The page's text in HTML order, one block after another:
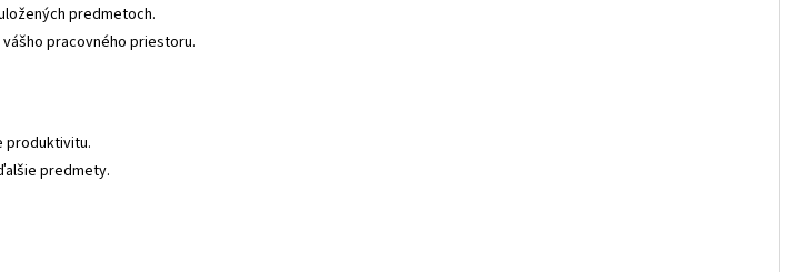
predmetoch.
pracovného priestoru.
produktivitu.
predmety.